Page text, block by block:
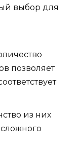
выбор для
позволяет
из них